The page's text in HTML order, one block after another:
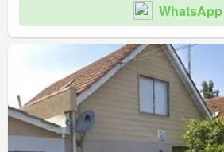
WhatsApp